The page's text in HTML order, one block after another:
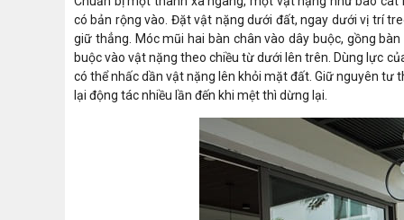
có bản rộng vào. Đặt vật nặng dưới đất, ngay dưới vị trí
giữ thẳng. Móc mũi hai bàn chân vào dây buộc, gồng
buộc vào vật nặng theo chiều từ dưới lên trên. Dùng lực
có thể nhấc dần vật nặng lên khỏi mặt đất. Giữ nguyên tư
lại động tác nhiều lần đến khi mệt thì dừng lại.